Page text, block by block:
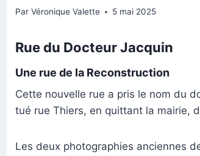
Par Véronique Valette 5 mai 2025
Rue du Docteur Jacquin
Une rue de la Reconstruction
Cette nouvelle rue a pris le nom du
tué rue Thiers, en quittant la mairie,
Les deux photographies anciennes